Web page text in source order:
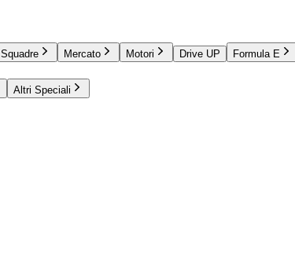
Squadre Mercato Motori Drive UP Formula E
Altri Speciali